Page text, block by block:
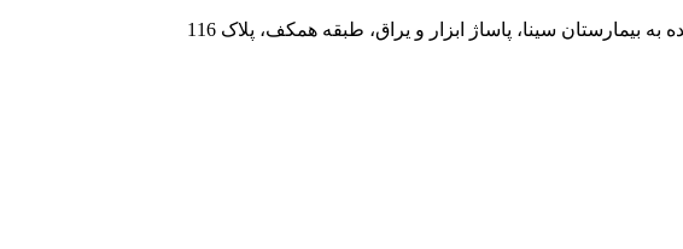
به بیمارستان سینا، پاساژ ابزار و یراق، طبقه همکف، پلاک 116